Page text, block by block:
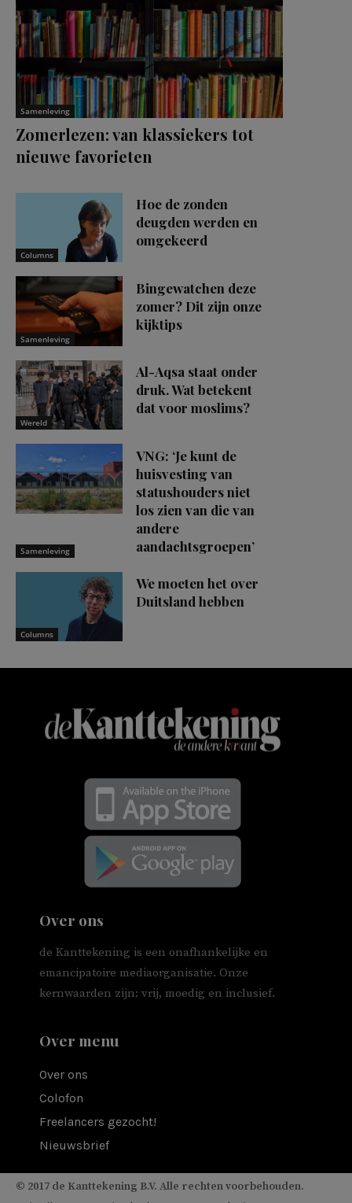
Samenleving
Zomerlezen: van klassiekers tot
nieuwe favorieten
Columns
Hoe de zonden
deugden werden en
omgekeerd
Samenleving
Bingewatchen deze
zomer? Dit zijn onze
kijktips
Wereld
Al-Aqsa staat onder
druk. Wat betekent
dat voor moslims?
Samenleving
VNG: ‘Je kunt de
huisvesting van
statushouders niet
los zien van die van
andere
aandachtsgroepen’
Columns
We moeten het over
Duitsland hebben
Over ons
de Kanttekening is een onafhankelijke en
emancipatoire mediaorganisatie. Onze
kernwaarden zijn: vrij, moedig en inclusief.
Over menu
Over ons
Colofon
Freelancers gezocht!
Nieuwsbrief
© 2017 de Kanttekening B.V. Alle rechten voorbehouden.